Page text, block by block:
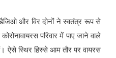
और विर दोनों ने स्वतंत्र रूप से
परिवार में पाए जाने वाले
ऐसे स्थिर हिस्से आम तौर पर वायरस